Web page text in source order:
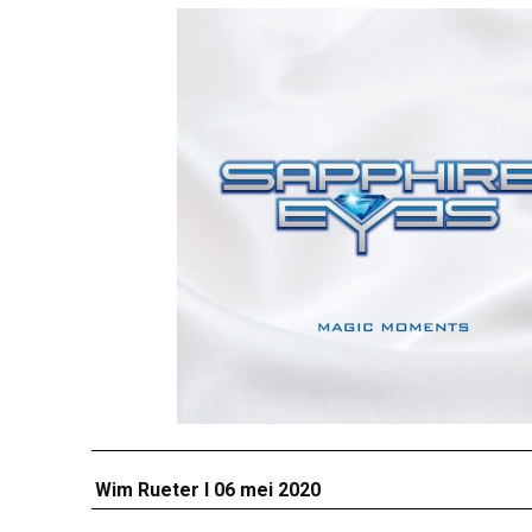
Wim Rueter I 06 mei 2020